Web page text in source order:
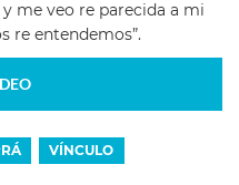
me veo re parecida a mi
re entendemos”.
VÍNCULO